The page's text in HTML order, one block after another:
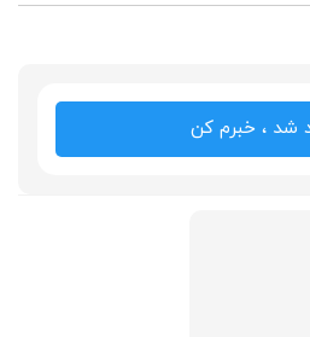
شد ، خبرم کن